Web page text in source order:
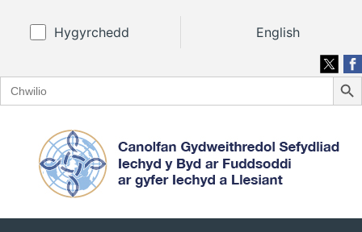
Hygyrchedd English
Search
for: